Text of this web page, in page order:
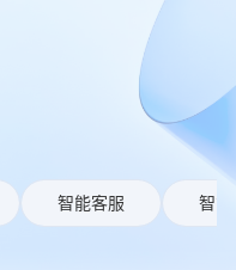
智能客服 智能